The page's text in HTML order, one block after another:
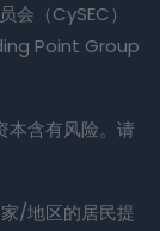
（CySEC）
Point Group
本含有风险。请
/地区的居民提